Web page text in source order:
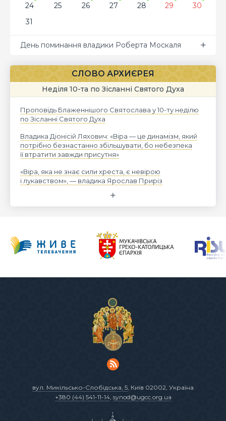
24
25 26 27 28 29
30
31
День поминання владики Роберта Москаля
СЛОВО АРХИЄРЕЯ
Неділя 10-та по Зісланні Святого Духа
Проповідь Блаженнішого Святослава у 10-ту неділю
по Зісланні Святого Духа
Владика Діонісій Ляхович: «Віра — це динамізм, який
потрібно безнастанно збільшувати, бо небезпека
її втратити завжди присутня»
«Віра, яка не знає сили хреста, є невірою
і лукавством», — владика Ярослав Приріз
вул. Микільсько-Слобідська, 5 , Київ 02002, Україна
+380 (44) 541-11-14, synod@ugcc.org.ua